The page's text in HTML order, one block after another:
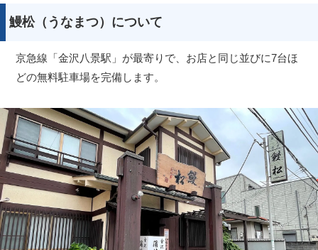
鰻松（うなまつ）について
京急線「金沢八景駅」が最寄りで、お店と同じ並びに7台ほ
どの無料駐車場を完備します。